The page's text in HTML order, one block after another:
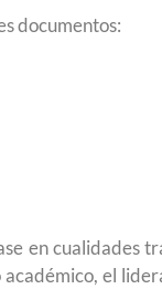
documentos:
en cualidades
el
permite